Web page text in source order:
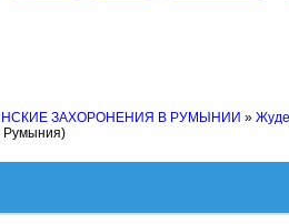
ЗАХОРОНЕНИЯ В РУМЫНИИ »
Румыния)